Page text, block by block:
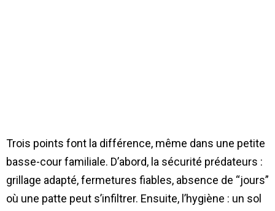
Trois points font la différence, même dans une petite
basse-cour familiale. D’abord, la sécurité prédateurs :
grillage adapté, fermetures fiables, absence de “jours”
où une patte peut s’infiltrer. Ensuite, l’hygiène : un sol